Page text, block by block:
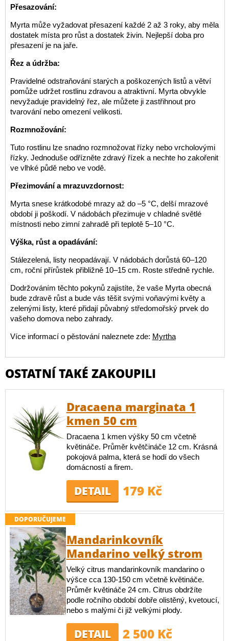
Přesazování:
Myrta může vyžadovat přesazení každé 2 až 3 roky, aby měla
dostatek místa pro růst a dostatek živin. Nejlepší doba pro
přesazení je na jaře.
Řez a údržba:
Pravidelné odstraňování starých a poškozených listů a větví
pomůže udržet rostlinu zdravou a atraktivní. Myrta obvykle
nevyžaduje pravidelný řez, ale můžete ji zastřihnout pro
tvarování nebo omezení velikosti.
Rozmnožování:
Tuto rostlinu lze snadno rozmnožovat řízky nebo vrcholovými
řízky. Jednoduše odřízněte zdravý řízek a nechte ho zakořenit
ve vlhké půdě nebo ve vodě.
Přezimování a mrazuvzdornost:
Myrta snese krátkodobé mrazy až do –5 °C, delší mrazové
období ji poškodí. V nádobách přezimuje v chladné světlé
místnosti nebo zimní zahradě při teplotě 5–10 °C.
Výška, růst a opadávání:
Stálezelená, listy neopadávají. V nádobách dorůstá 60–120
cm, roční přírůstek přibližně 10–15 cm. Roste středně rychle.
Dodržováním těchto pokynů zajistíte, že vaše Myrta obecná
bude zdravě růst a bude vás těšit svými voňavými květy a
zelenými listy, které přidají půvabný středomořský prvek do
vašeho domova nebo zahrady.
Více informací o pěstování naleznete zde: Myrtha
OSTATNÍ TAKÉ ZAKOUPILI
Dracaena marginata 1
kmen 50 cm
Dracaena 1 kmen výšky 50 cm včetně
květináče. Průměr květčináče 12 cm. Krásná
pokojová palma, která se hodí do všech
domácností a firem.
DETAIL 179 Kč
DOPORUČUJEME
Mandarinkovník
Mandarino velký strom
Velký citrus mandarinkovník mandarino o
výšce cca 130-150 cm včetně květináče.
Průměr květináče 24 cm. Citrus obdržíte
podle ročního období dobře olistěný, kvetoucí,
nebo s malými či již velkými plody.
DETAIL 2 500 Kč